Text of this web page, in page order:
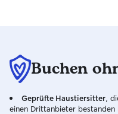
Buchen
Geprüfte Haustiersitter ,
einen Drittanbieter